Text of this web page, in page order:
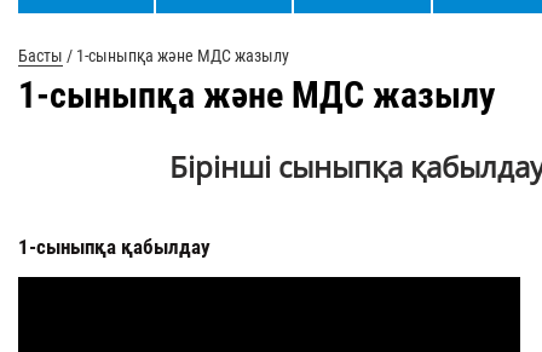
Басты / 1-сыныпқа және МДС жазылу
1-сыныпқа және МДС жазылу
Бірінші сыныпқа
1-сыныпқа қабылдау